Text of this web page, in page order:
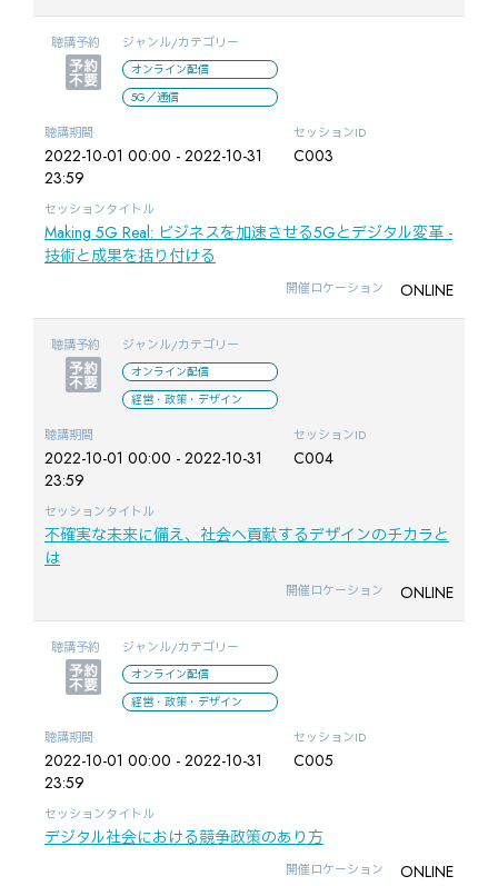
聴講予約 ジャンル/カテゴリー
オンライン配信
5G／通信
聴講期間
2022-10-01 00:00 - 2022-10-31
23:59
セッションID
C003
セッションタイトル
Making 5G Real: ビジネスを加速させる5Gとデジタル変革 -
技術と成果を括り付ける
開催ロケーション ONLINE
聴講予約 ジャンル/カテゴリー
オンライン配信
経営・政策・デザイン
聴講期間
2022-10-01 00:00 - 2022-10-31
23:59
セッションID
C004
セッションタイトル
不確実な未来に備え、社会へ貢献するデザインのチカラと
は
開催ロケーション ONLINE
聴講予約 ジャンル/カテゴリー
オンライン配信
経営・政策・デザイン
聴講期間
2022-10-01 00:00 - 2022-10-31
23:59
セッションID
C005
セッションタイトル
デジタル社会における競争政策のあり方
開催ロケーション ONLINE